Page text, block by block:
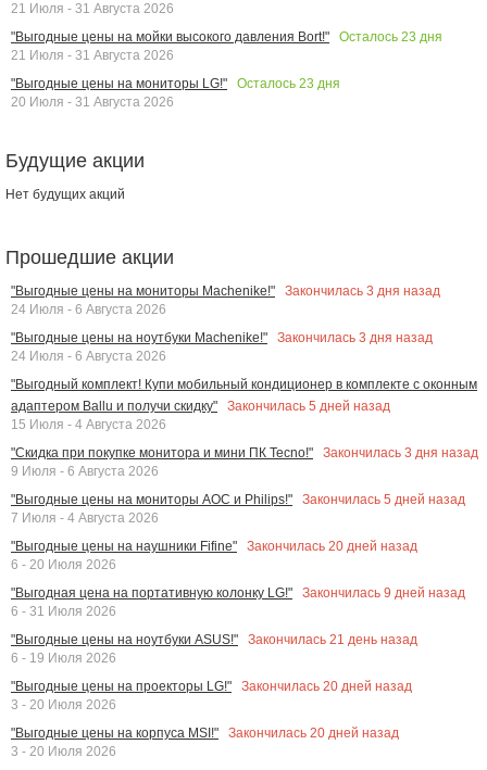
21 Июля - 31 Августа 2026
"Выгодные цены на мойки высокого давления Bort!"
Осталось 23 дня
21 Июля - 31 Августа 2026
"Выгодные цены на мониторы LG!"
Осталось 23 дня
20 Июля - 31 Августа 2026
Будущие акции
Нет будущих акций
Прошедшие акции
"Выгодные цены на мониторы Machenike!" Закончилась 3 дня назад
24 Июля - 6 Августа 2026
"Выгодные цены на ноутбуки Machenike!"
Закончилась 3 дня назад
24 Июля - 6 Августа 2026
"Выгодный комплект! Купи мобильный кондиционер в комплекте с оконным
адаптером Ballu и получи скидку"
Закончилась 5 дней назад
15 Июля - 4 Августа 2026
"Скидка при покупке монитора и мини ПК Tecno!"
Закончилась 3 дня назад
9 Июля - 6 Августа 2026
"Выгодные цены на мониторы AOC и Philips!"
Закончилась 5 дней назад
7 Июля - 4 Августа 2026
"Выгодные цены на наушники Fifine"
Закончилась 20 дней назад
6 - 20 Июля 2026
"Выгодная цена на портативную колонку LG!"
Закончилась 9 дней назад
6 - 31 Июля 2026
"Выгодные цены на ноутбуки ASUS!"
Закончилась 21 день назад
6 - 19 Июля 2026
"Выгодные цены на проекторы LG!"
Закончилась 20 дней назад
3 - 20 Июля 2026
"Выгодные цены на корпуса MSI!"
Закончилась 20 дней назад
3 - 20 Июля 2026